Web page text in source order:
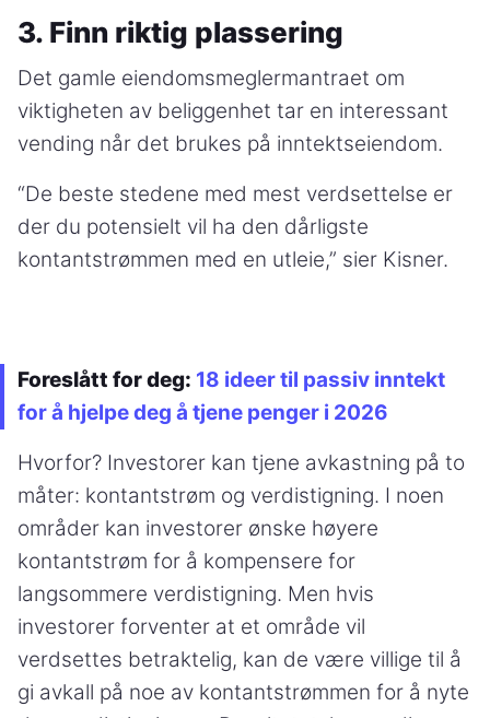
3. Finn riktig plassering
Det gamle eiendomsmeglermantraet om
viktigheten av beliggenhet tar en interessant
vending når det brukes på inntektseiendom.
“De beste stedene med mest verdsettelse er
der du potensielt vil ha den dårligste
kontantstrømmen med en utleie,” sier Kisner.
Foreslått for deg: 18 ideer til passiv inntekt
for å hjelpe deg å tjene penger i 2026
Hvorfor? Investorer kan tjene avkastning på to
måter: kontantstrøm og verdistigning. I noen
områder kan investorer ønske høyere
kontantstrøm for å kompensere for
langsommere verdistigning. Men hvis
investorer forventer at et område vil
verdsettes betraktelig, kan de være villige til å
gi avkall på noe av kontantstrømmen for å nyte